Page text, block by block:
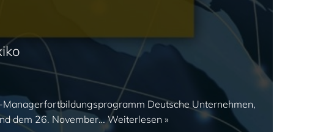
Deutsche Unternehmen,
dem 26. November…Weiterlesen »